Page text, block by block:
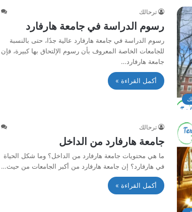
ترحالك
رسوم الدراسة في جامعة هارفارد
رسوم الدراسة في جامعة هارفارد عالية جدًا، حتى بالنسبة
للجامعات الخاصة المعروف بأن رسوم الإلتحاق بها كبيرة، فإن
جامعة هارفارد…
أكمل القراءة »
ترحالك
جامعة هارفارد من الداخل
ما هي محتويات جامعة هارفارد من الداخل؟ وما شكل الحياة
في هارفارد؟ إن جامعة هارفارد من أكبر الجامعات من حيث…
أكمل القراءة »